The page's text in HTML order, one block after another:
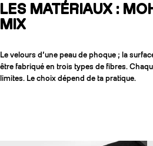
LES MATÉRIAUX :
MIX
Le velours d’une peau de phoque ; la
être fabriqué en trois types de fibres.
limites. Le choix dépend de ta pratique.